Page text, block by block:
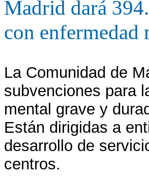
Madrid dará
con enfermedad
La Comunidad de
subvenciones para
mental grave y
Están dirigidas a
desarrollo de
centros.